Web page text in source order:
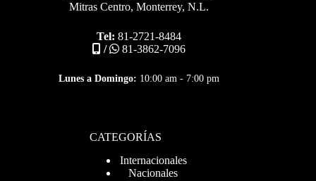
Mitras Centro, Monterrey, N.L.
Tel: 81-2721-8484
/
81-3862-7096
Lunes a Domingo: 10:00 am - 7:00 pm
CATEGORÍAS
Internacionales
Nacionales